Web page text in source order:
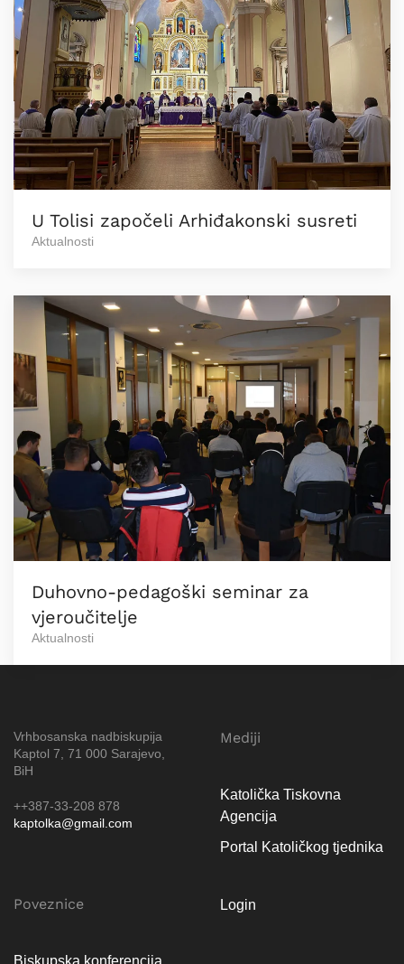
U Tolisi započeli Arhiđakonski susreti
Aktualnosti
Duhovno-pedagoški seminar za
vjeroučitelje
Aktualnosti
Vrhbosanska nadbiskupija
Kaptol 7, 71 000 Sarajevo,
BiH
++387-33-208 878
kaptolka@gmail.com
Mediji
Katolička Tiskovna
Agencija
Portal Katoličkog tjednika
Poveznice
Biskupska konferencija
Login